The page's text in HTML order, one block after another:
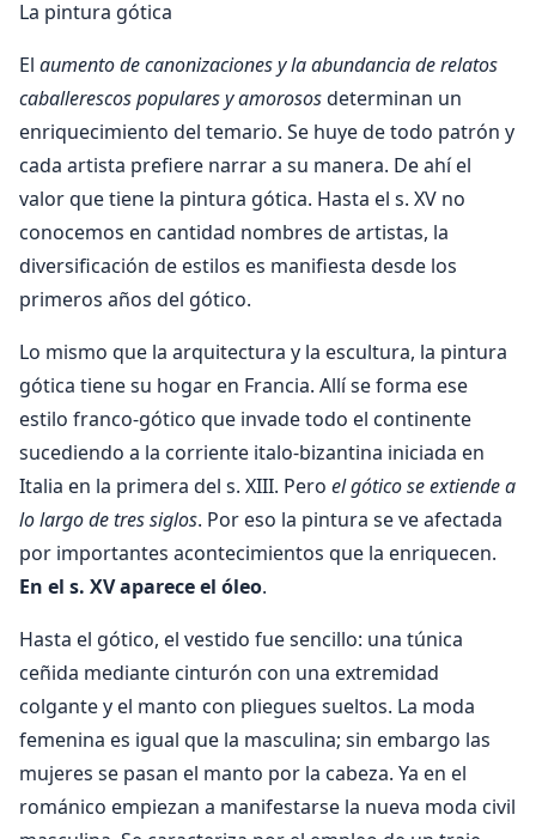
La pintura gótica
El aumento de canonizaciones y la abundancia de relatos
caballerescos populares y amorososdeterminan un
enriquecimiento del temario. Se huye de todo patrón y
cada artista prefiere narrar a su manera. De ahí el
valor que tiene la pintura gótica. Hasta el s. XV no
conocemos en cantidad nombres de artistas, la
diversificación de estilos es manifiesta desde los
primeros años del gótico.
Lo mismo que la arquitectura y la escultura, la pintura
gótica tiene su hogar en Francia. Allí se forma ese
estilo franco-gótico que invade todo el continente
sucediendo a la corriente italo-bizantina iniciada en
Italia en la primera del s. XIII. Pero el gótico se extiende a
lo largo de tres siglos. Por eso la pintura se ve afectada
por importantes acontecimientos que la enriquecen.
En el s. XV aparece el óleo.
Hasta el gótico, el vestido fue sencillo: una túnica
ceñida mediante cinturón con una extremidad
colgante y el manto con pliegues sueltos. La moda
femenina es igual que la masculina; sin embargo las
mujeres se pasan el manto por la cabeza. Ya en el
románico empiezan a manifestarse la nueva moda civil